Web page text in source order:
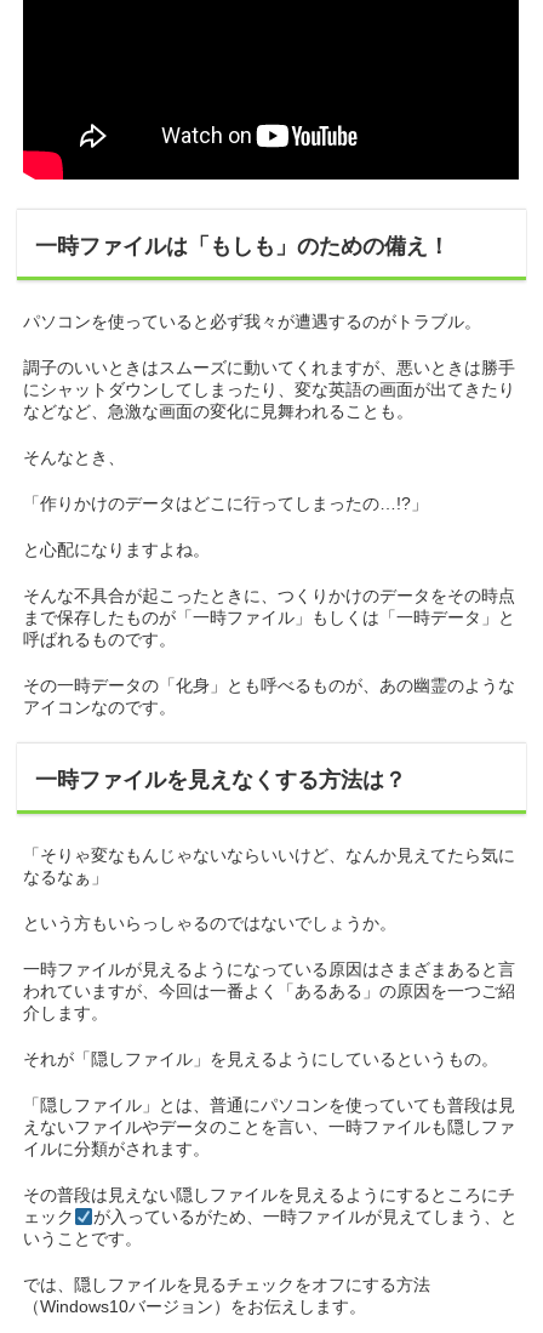
一時ファイルは「もしも」のための備え！
パソコンを使っていると必ず我々が遭遇するのがトラブル。
調子のいいときはスムーズに動いてくれますが、悪いときは勝手
にシャットダウンしてしまったり、変な英語の画面が出てきたり
などなど、急激な画面の変化に見舞われることも。
そんなとき、
「作りかけのデータはどこに行ってしまったの…!?」
と心配になりますよね。
そんな不具合が起こったときに、つくりかけのデータをその時点
まで保存したものが「一時ファイル」もしくは「一時データ」と
呼ばれるものです。
その一時データの「化身」とも呼べるものが、あの幽霊のような
アイコンなのです。
一時ファイルを見えなくする方法は？
「そりゃ変なもんじゃないならいいけど、なんか見えてたら気に
なるなぁ」
という方もいらっしゃるのではないでしょうか。
一時ファイルが見えるようになっている原因はさまざまあると言
われていますが、今回は一番よく「あるある」の原因を一つご紹
介します。
それが「隠しファイル」を見えるようにしているというもの。
「隠しファイル」とは、普通にパソコンを使っていても普段は見
えないファイルやデータのことを言い、一時ファイルも隠しファ
イルに分類がされます。
その普段は見えない隠しファイルを見えるようにするところにチ
ェック
が入っているがため、一時ファイルが見えてしまう、と
いうことです。
では、隠しファイルを見るチェックをオフにする方法
（Windows10バージョン）をお伝えします。